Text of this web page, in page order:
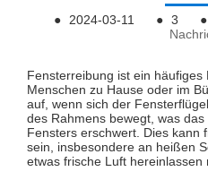
● 2024-03-11 ● 3 ●
Fensterreibung ist ein häufiges
Menschen zu Hause oder im
auf, wenn sich der
des Rahmens bewegt, was
Fensters erschwert. Dies kann
sein, insbesondere an heißen
etwas frische Luft hereinlassen